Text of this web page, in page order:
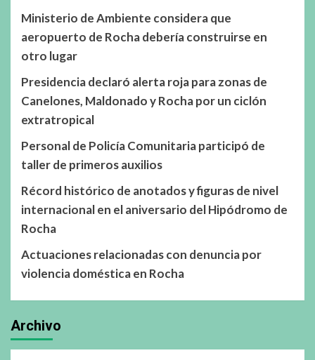
Ministerio de Ambiente considera que
aeropuerto de Rocha debería construirse en
otro lugar
Presidencia declaró alerta roja para zonas de
Canelones, Maldonado y Rocha por un ciclón
extratropical
Personal de Policía Comunitaria participó de
taller de primeros auxilios
Récord histórico de anotados y figuras de nivel
internacional en el aniversario del Hipódromo de
Rocha
Actuaciones relacionadas con denuncia por
violencia doméstica en Rocha
Archivo